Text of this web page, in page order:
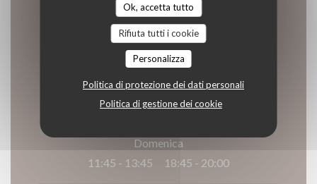
Ok, accetta tutto
Rifiuta tutti i cookie
Personalizza
Politica di protezione dei dati personali
Politica di gestione dei cookie
Giovedi
11:45 - 13:30
18:45 - 20:00
Ven-Sab
11:45 - 13:30 • 18:45 - 20:30
Domenica
11:45 - 13:45
18:45 - 20:00